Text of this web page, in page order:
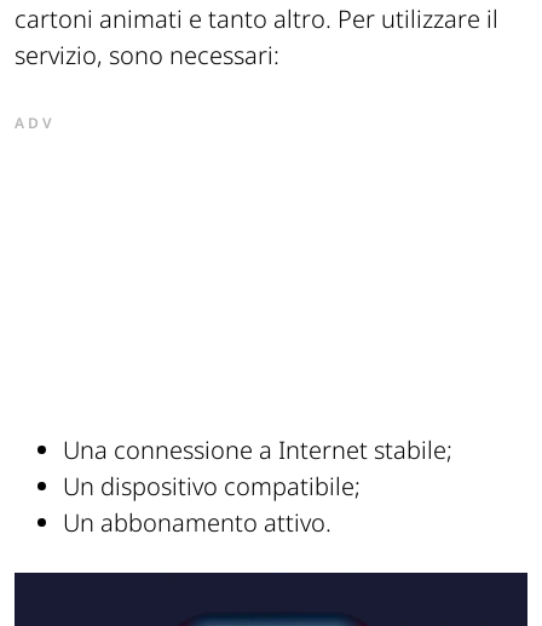
cartoni animati e tanto altro. Per utilizzare il
servizio, sono necessari:
ADV
Una connessione a Internet stabile;
Un dispositivo compatibile;
Un abbonamento attivo.